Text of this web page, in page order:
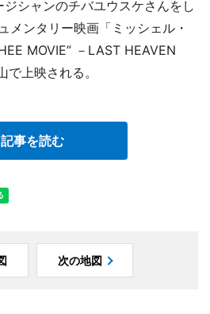
ジシャンのチバユウスケさんをし
メンタリー映画「ミッシェル・
MOVIE” －LAST HEAVEN
で上映される。
記事を読む
次の地図